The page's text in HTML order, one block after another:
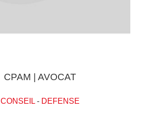
CPAM | AVOCAT
CONSEIL- DEFENSE